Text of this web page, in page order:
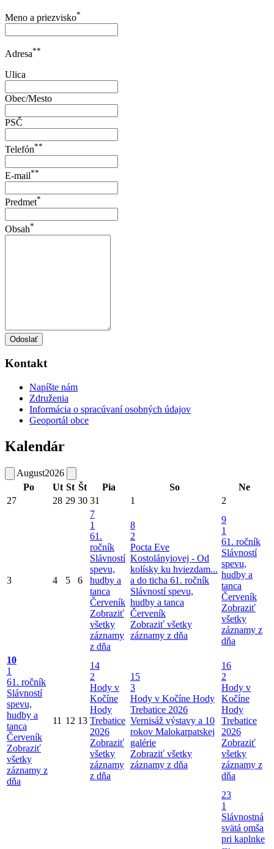
Meno a priezvisko*
Adresa**
Ulica
Obec/Mesto
PSČ
Telefón**
E-mail**
Predmet*
Obsah*
Odoslať
Kontakt
Napíšte nám
Združenia
Informácia o spracúvaní osobných údajov
Geoportál obce
Kalendár
August2026
Po
Ut St Št Pia So
Ne
27
28 29 30 31 1 2
3 4 5 6
7
1
61.
ročník
Slávností
spevu,
hudby a
tanca
Červeník
Zobraziť
všetky
záznamy
z dňa
8
2
Pocta Eve
Kostolányiovej - Od
kolísky ku hviezdam...
a do ticha 61. ročník
Slávností spevu,
hudby a tanca
Červeník
Zobraziť všetky
záznamy z dňa
9
1
61. ročník
Slávností
spevu,
hudby a
tanca
Červeník
Zobraziť
všetky
záznamy z
dňa
10
1
61. ročník
Slávností
spevu,
hudby a
tanca
Červeník
Zobraziť
všetky
záznamy z
dňa
11 12 13
14
2
Hody v
Kočíne
Hody
Trebatice
2026
Zobraziť
všetky
záznamy
z dňa
15
3
Hody v Kočíne Hody
Trebatice 2026
Vernisáž výstavy a 10
rokov Malokarpatskej
galérie
Zobraziť všetky
záznamy z dňa
16
2
Hody v
Kočíne
Hody
Trebatice
2026
Zobraziť
všetky
záznamy z
dňa
23
1
Slávnostná
svätá omša
pri kaplnke